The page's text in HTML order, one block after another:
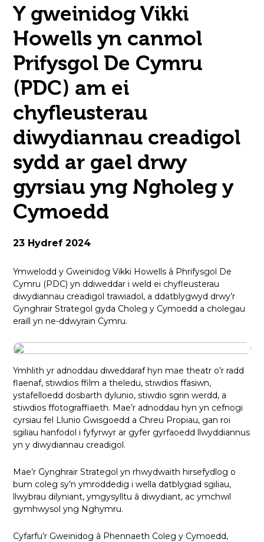
open
in
page
menu
Y gweinidog Vikki
Howells yn canmol
Prifysgol De Cymru
(PDC) am ei
chyfleusterau
diwydiannau creadigol
sydd ar gael drwy
gyrsiau yng Ngholeg y
Cymoedd
23 Hydref 2024
Ymwelodd y Gweinidog Vikki Howells â Phrifysgol De
Cymru (PDC) yn ddiweddar i weld ei chyfleusterau
diwydiannau creadigol trawiadol, a ddatblygwyd drwy’r
Gynghrair Strategol gyda Choleg y Cymoedd a cholegau
eraill yn ne-ddwyrain Cymru.
Ymhlith yr adnoddau diweddaraf hyn mae theatr o’r radd
flaenaf, stiwdios ffilm a theledu, stiwdios ffasiwn,
ystafelloedd dosbarth dylunio, stiwdio sgrin werdd, a
stiwdios ffotograffiaeth. Mae’r adnoddau hyn yn cefnogi
cyrsiau fel Llunio Gwisgoedd a Chreu Propiau, gan roi
sgiliau hanfodol i fyfyrwyr ar gyfer gyrfaoedd llwyddiannus
yn y diwydiannau creadigol.
Mae’r Gynghrair Strategol yn rhwydwaith hirsefydlog o
bum coleg sy’n ymroddedig i wella datblygiad sgiliau,
llwybrau dilyniant, ymgysylltu â diwydiant, ac ymchwil
gymhwysol yng Nghymru.
Cyfarfu’r Gweinidog â Phennaeth Coleg y Cymoedd,